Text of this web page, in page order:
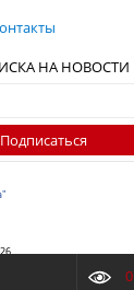
НА НОВОСТИ
Подписаться
0